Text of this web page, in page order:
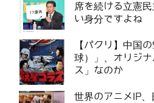
席を続ける立憲
い身分ですよね
【パクリ】中国
球）」、オリジ
ス」なのか
世界のアニメIP